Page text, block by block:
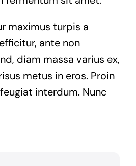
maximus turpis a
ante non
diam massa varius ex,
metus in eros. Proin
interdum. Nunc